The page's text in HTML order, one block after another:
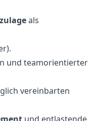
als
und teamorientierter
vereinbarten